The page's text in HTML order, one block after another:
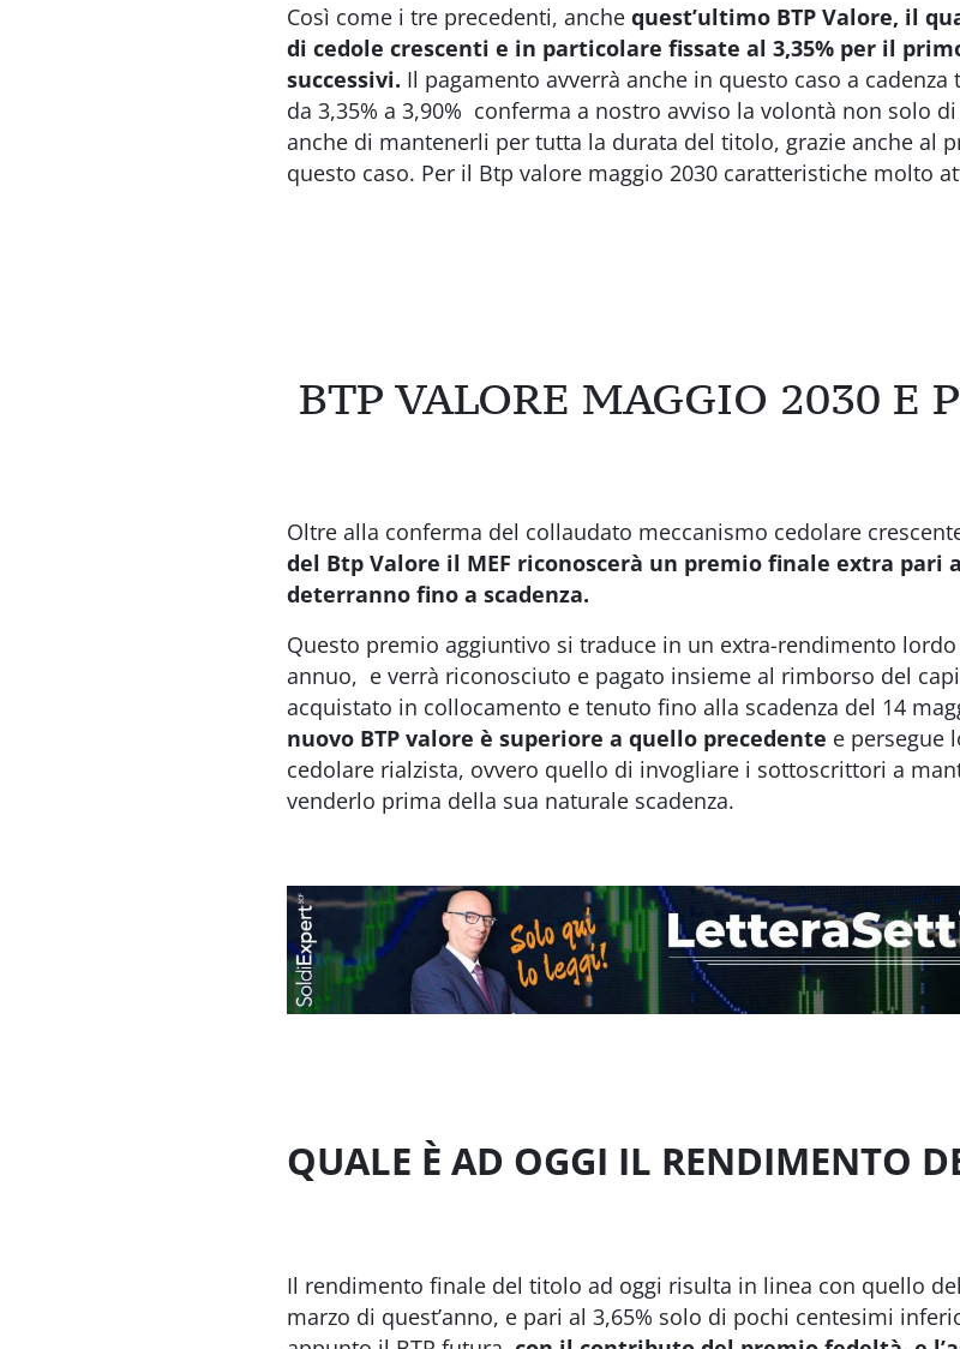
Così come i tre precedenti, anche quest’ultimo BTP Valore, il
di cedole crescenti e in particolare fissate al 3,35% per il
successivi. Il pagamento avverrà anche in questo caso a
da 3,35% a 3,90% conferma a nostro avviso la volontà non solo
anche di mantenerli per tutta la durata del titolo, grazie anche al
questo caso. Per il Btp valore maggio 2030 caratteristiche molto
BTP VALORE MAGGIO 2030 E
Oltre alla conferma del collaudato meccanismo cedolare
del Btp Valore il MEF riconoscerà un premio finale extra pari
deterranno fino a scadenza.
Questo premio aggiuntivo si traduce in un extra-rendimento
annuo, e verrà riconosciuto e pagato insieme al rimborso del
acquistato in collocamento e tenuto fino alla scadenza del 14
nuovo BTP valore è superiore a quello precedente e persegue
cedolare rialzista, ovvero quello di invogliare i sottoscrittori a
venderlo prima della sua naturale scadenza.
QUALE È AD OGGI IL RENDIMENTO
Il rendimento finale del titolo ad oggi risulta in linea con quello
marzo di quest’anno, e pari al 3,65% solo di pochi centesimi